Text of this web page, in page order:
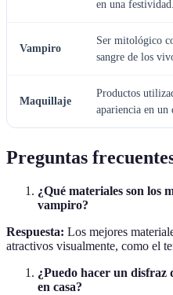
en una festividad.
Vampiro
Ser mitológico
sangre de los
Maquillaje
Productos
apariencia en un
Preguntas
¿Qué materiales son los
vampiro?
Respuesta: Los mejores
atractivos visualmente, como el
¿Puedo hacer un disfraz
en casa?